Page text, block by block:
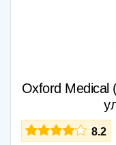
Oxford
8.2